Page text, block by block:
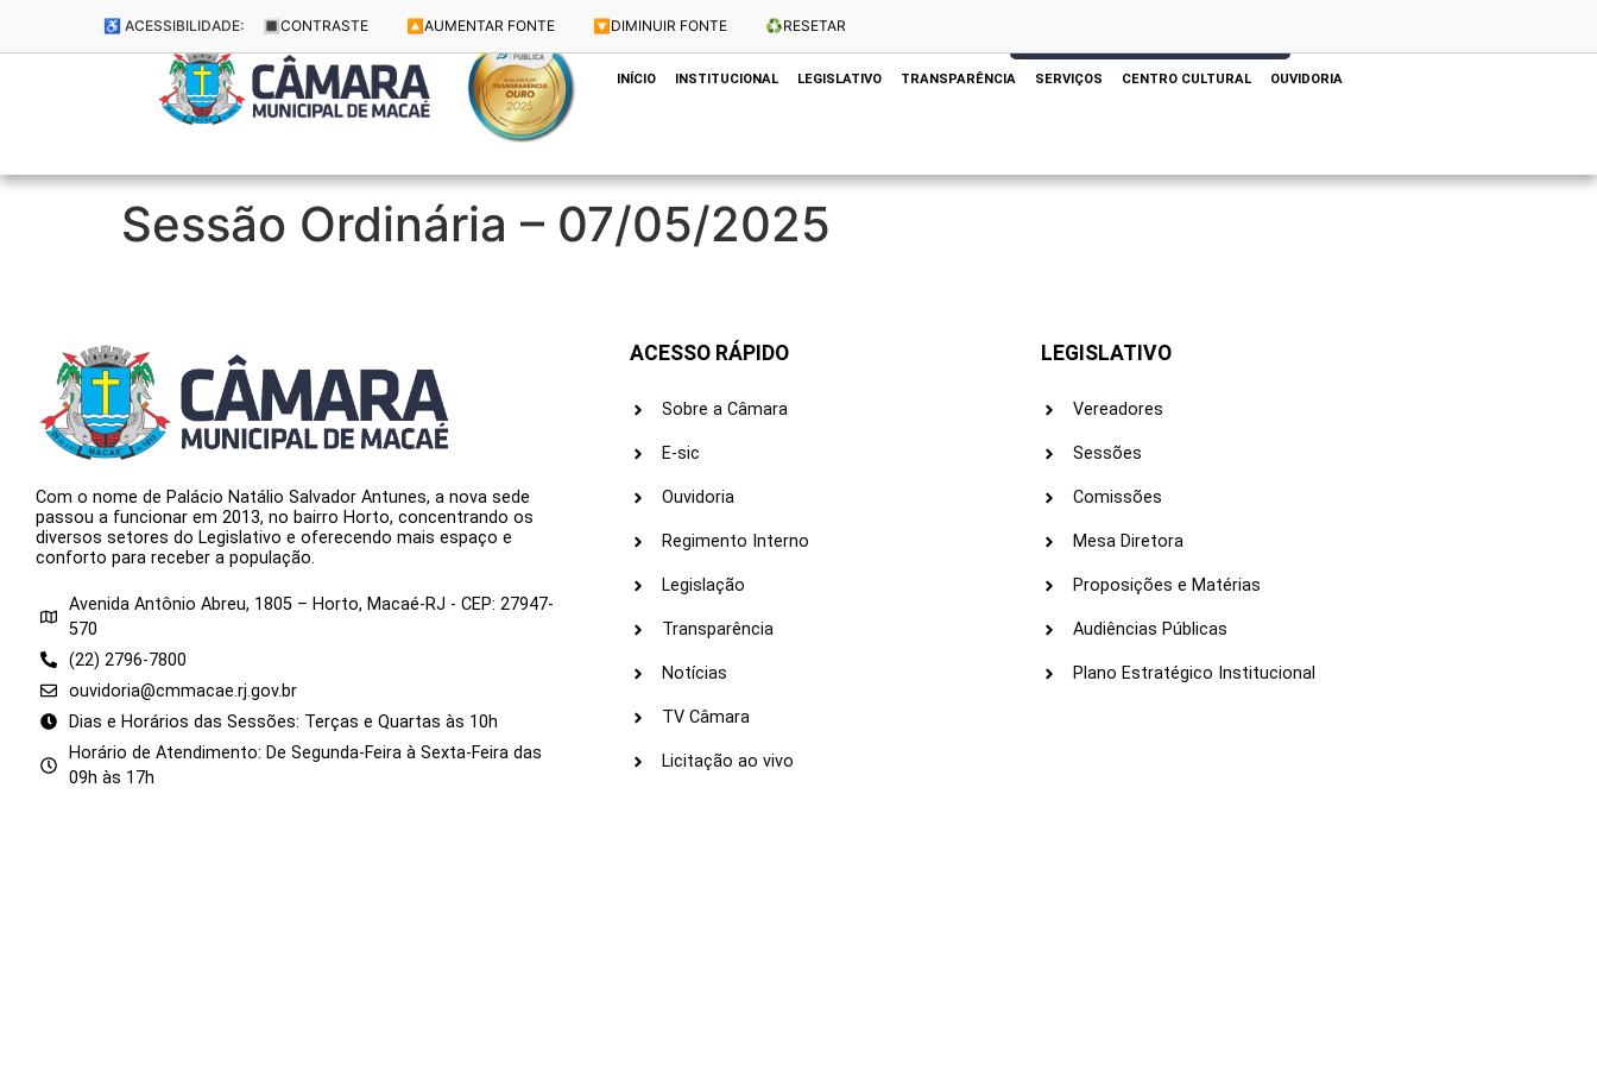
♿ ACESSIBILIDADE: 🔳 CONTRASTE 🔼 AUMENTAR FONTE 🔽 DIMINUIR FONTE ♻️RESETAR
Dias e Horários das Sessões: Terças e Quartas às 10h
INÍCIO INSTITUCIONAL LEGISLATIVO TRANSPARÊNCIA SERVIÇOS CENTRO CULTURAL OUVIDORIA
Sessão Ordinária – 07/05/2025
Com o nome de Palácio Natálio Salvador Antunes, a nova sede
passou a funcionar em 2013, no bairro Horto, concentrando os
diversos setores do Legislativo e oferecendo mais espaço e
conforto para receber a população.
Avenida Antônio Abreu, 1805 – Horto, Macaé-RJ - CEP: 27947-
570
(22) 2796-7800
ouvidoria@cmmacae.rj.gov.br
Dias e Horários das Sessões: Terças e Quartas às 10h
Horário de Atendimento: De Segunda-Feira à Sexta-Feira das
09h às 17h
ACESSO RÁPIDO
Sobre a Câmara
E-sic
Ouvidoria
Regimento Interno
Legislação
Transparência
Notícias
TV Câmara
Licitação ao vivo
LEGISLATIVO
Vereadores
Sessões
Comissões
Mesa Diretora
Proposições e Matérias
Audiências Públicas
Plano Estratégico Institucional